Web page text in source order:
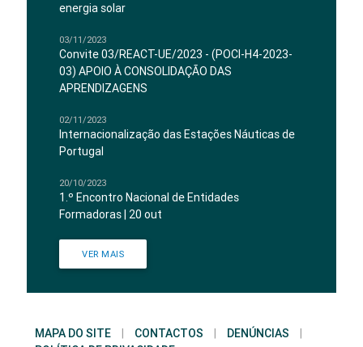
energia solar
03/11/2023
Convite 03/REACT-UE/2023 - (POCI-H4-2023-
03) APOIO À CONSOLIDAÇÃO DAS
APRENDIZAGENS
02/11/2023
Internacionalização das Estações Náuticas de
Portugal
20/10/2023
1.º Encontro Nacional de Entidades
Formadoras | 20 out
VER MAIS
MAPA DO SITE CONTACTOS DENÚNCIAS